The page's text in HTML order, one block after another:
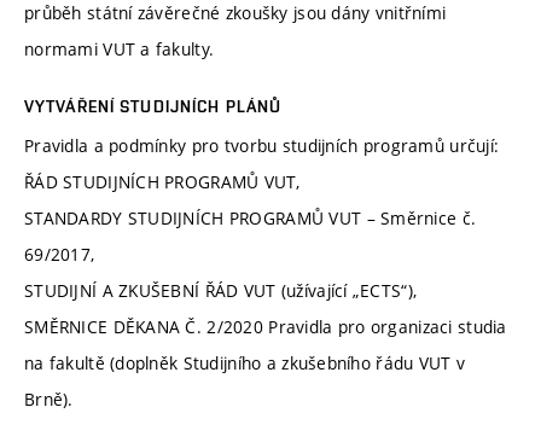
průběh státní závěrečné zkoušky jsou dány vnitřními
normami VUT a fakulty.
VYTVÁŘENÍ STUDIJNÍCH PLÁNŮ
Pravidla a podmínky pro tvorbu studijních programů určují:
ŘÁD STUDIJNÍCH PROGRAMŮ VUT,
STANDARDY STUDIJNÍCH PROGRAMŮ VUT – Směrnice č.
69/2017,
STUDIJNÍ A ZKUŠEBNÍ ŘÁD VUT (užívající „ECTS“),
SMĚRNICE DĚKANA Č. 2/2020 Pravidla pro organizaci studia
na fakultě (doplněk Studijního a zkušebního řádu VUT v
Brně).